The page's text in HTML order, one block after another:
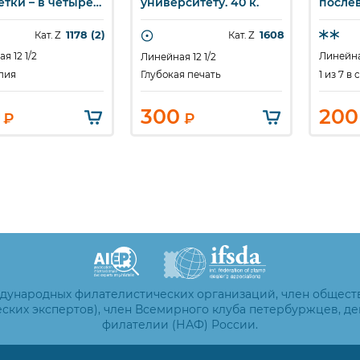
15 к.Кат. Z 1178 (2)
12 1/2
₽
Кат. Z 1608
Линейная 12 1/2
Глубокая печать
300 ₽
1 из 7 в
200
филателистических организаций, член
экспертов), член Всемирного клуба петербуржцев,
филателии (НАФ) России.